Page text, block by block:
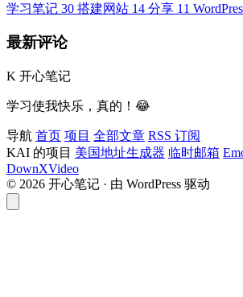
学习笔记 30 搭建网站 14 分享 11
最新评论
K 开心笔记
学习使我快乐，真的！😂
导航 首页 项目 全部文章 RSS 订阅
KAI 的项目 美国地址生成器 临时邮箱
DownXVideo
© 2026 开心笔记 · 由 WordPress 驱动